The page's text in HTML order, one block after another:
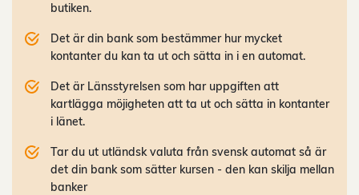
butiken.
Det är din bank som bestämmer hur mycket
kontanter du kan ta ut och sätta in i en automat.
Det är Länsstyrelsen som har uppgiften att
kartlägga möjigheten att ta ut och sätta in kontanter
i länet.
Tar du ut utländsk valuta från svensk automat så är
det din bank som sätter kursen - den kan skilja mellan
banker